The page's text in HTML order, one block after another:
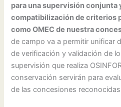
para una supervisión conjunta
compatibilización de criterios
como OMEC de nuestra
de campo va a permitir unificar
de verificación y validación de
supervisión que realiza
conservación servirán para
de las concesiones